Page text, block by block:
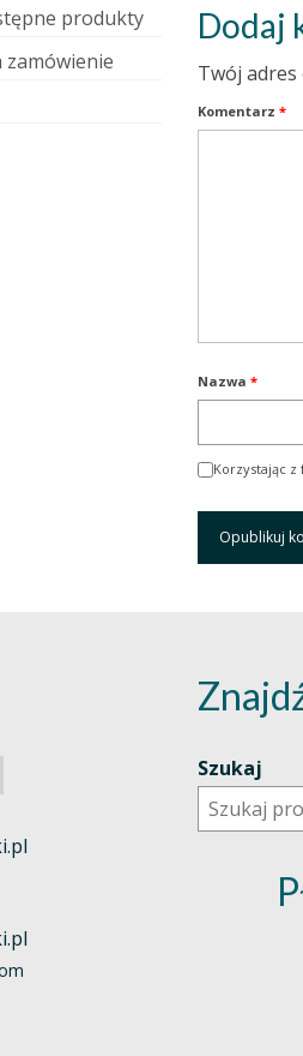
Dodaj
Twój
Komentarz *
Nazwa *
Korzystając
produkty
zamówienie
Szukaj